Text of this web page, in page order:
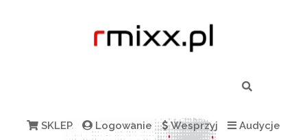
SKLEP Logowanie Wesprzyj Audycje